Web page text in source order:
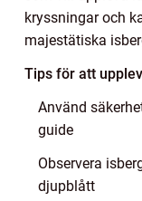
kryssningar och
majestätiska
Tips för att
Använd
guide
Observera
djupblått